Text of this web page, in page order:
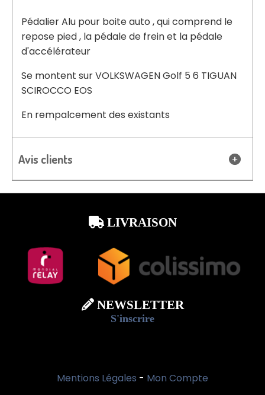
Pédalier Alu pour boite auto , qui comprend le
repose pied , la pédale de frein et la pédale
d'accélérateur
Se montent sur VOLKSWAGEN Golf 5 6 TIGUAN
SCIROCCO EOS
En rempalcement des existants
Avis clients
LIVRAISON
 NEWSLETTER
S'inscrire
Mentions Légales Mon Compte